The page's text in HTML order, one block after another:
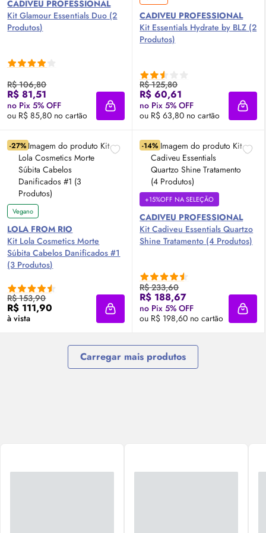
CADIVEU PROFESSIONAL
Kit Glamour Essentials Duo (2
Produtos)
R$ 106,80
R$ 81,51
no Pix 5% OFF
ou R$ 85,80 no cartão
Adicionar à sacola
CADIVEU PROFESSIONAL
Kit Essentials Hydrate by BLZ (2
Produtos)
R$ 125,80
R$ 60,61
no Pix 5% OFF
ou R$ 63,80 no cartão
-27%
Vegano
LOLA FROM RIO
Kit Lola Cosmetics Morte
Súbita Cabelos Danificados #1
(3 Produtos)
R$ 153,90
R$ 111,90
à vista Adicionar à sacola
-14%
+15%OFF NA SELEÇÃO
CADIVEU PROFESSIONAL
Kit Cadiveu Essentials Quartzo
Shine Tratamento (4 Produtos)
R$ 233,60
R$ 188,67
no Pix 5% OFF
ou R$ 198,60 no cartão
Carregar mais produtos